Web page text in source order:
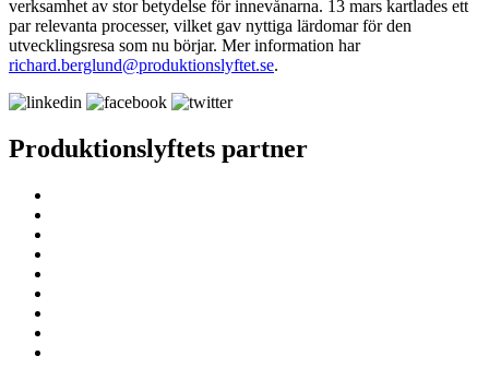
verksamhet av stor betydelse för innevånarna. 13 mars kartlades ett
par relevanta processer, vilket gav nyttiga lärdomar för den
utvecklingsresa som nu börjar. Mer information har
richard.berglund@produktionslyftet.se.
Produktionslyftets partner